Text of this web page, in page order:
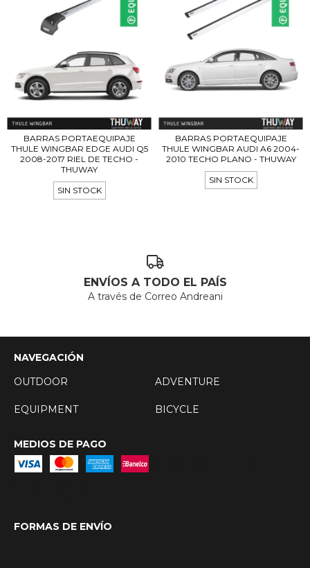
BARRAS PORTAEQUIPAJE
THULE WINGBAR EDGE AUDI Q5
2008-2017 RIEL DE TECHO -
THUWAY
SIN STOCK
BARRAS PORTAEQUIPAJE
THULE WINGBAR AUDI A6 2004-
2010 TECHO PLANO - THUWAY
SIN STOCK
ENVÍOS A TODO EL PAÍS
A través de Correo Andreani
NAVEGACIÓN
OUTDOOR
ADVENTURE
EQUIPMENT BICYCLE
MEDIOS DE PAGO
FORMAS DE ENVÍO